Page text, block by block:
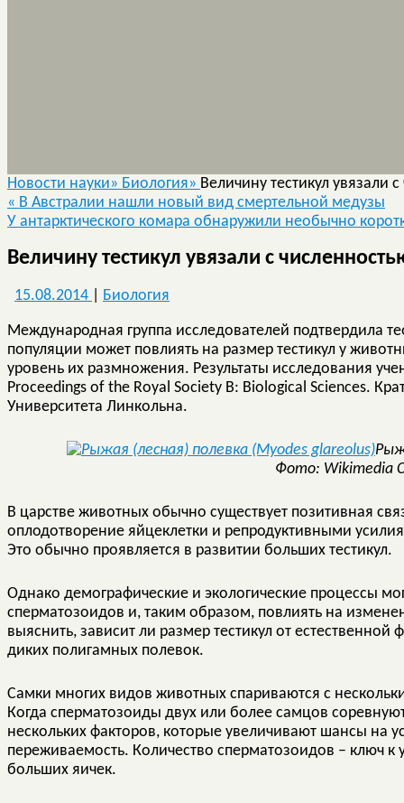
Новости науки» Биология» Величину тестикул увязали
« В Австралии нашли новый вид смертельной медузы
У антарктического комара обнаружили необычно
Величину тестикул увязали с
15.08.2014 Биология
Международная группа исследователей подтвердила
популяции может повлиять на размер тестикул у
уровень их размножения. Результаты исследования
Proceedings of the Royal Society B: Biological Sciences.
Университета Линкольна.
Фото: Wikimedia
В царстве животных обычно существует позитивная
оплодотворение яйцеклетки и репродуктивными
Это обычно проявляется в развитии больших тестикул.
Однако демографические и экологические процессы
сперматозоидов и, таким образом, повлиять на
выяснить, зависит ли размер тестикул от
диких полигамных полевок.
Самки многих видов животных спариваются с
Когда сперматозоиды двух или более самцов
нескольких факторов, которые увеличивают шансы на
переживаемость. Количество сперматозоидов – ключ к
больших яичек.